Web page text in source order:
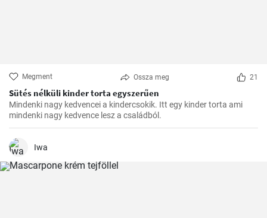
Megment Ossza meg 21
Sütés nélküli kinder torta egyszerűen
Mindenki nagy kedvencei a kindercsokik. Itt egy kinder torta ami
mindenki nagy kedvence lesz a családból.
Iwa